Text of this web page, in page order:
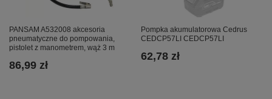
PANSAM A532008 akcesoria
pneumatyczne do pompowania,
pistolet z manometrem, wąż 3 m
86,99 zł
Pompka akumulatorowa Cedrus
CEDCP57LI CEDCP57LI
62,78 zł